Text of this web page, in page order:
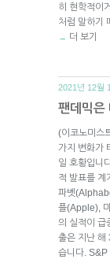
히 현학적이
처럼 말하기
→ 더 보기
2021년 12월
팬데믹은
(이코노미스
가지 변화가
일 호황입니
적 발표를
파벳
플(Apple),
의 실적이 급
출은 지난 해
습니다. S&P